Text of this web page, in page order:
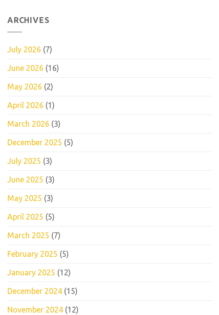
ARCHIVES
July 2026 (7)
June 2026 (16)
May 2026 (2)
April 2026 (1)
March 2026 (3)
December 2025 (5)
July 2025 (3)
June 2025 (3)
May 2025 (3)
April 2025 (5)
March 2025 (7)
February 2025 (5)
January 2025 (12)
December 2024 (15)
November 2024 (12)